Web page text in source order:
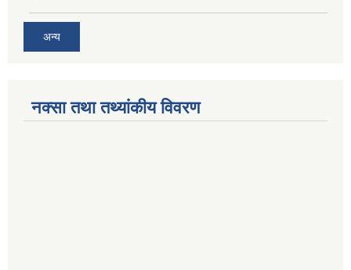
अन्य
नक्सा तथा तथ्यांकीय विवरण